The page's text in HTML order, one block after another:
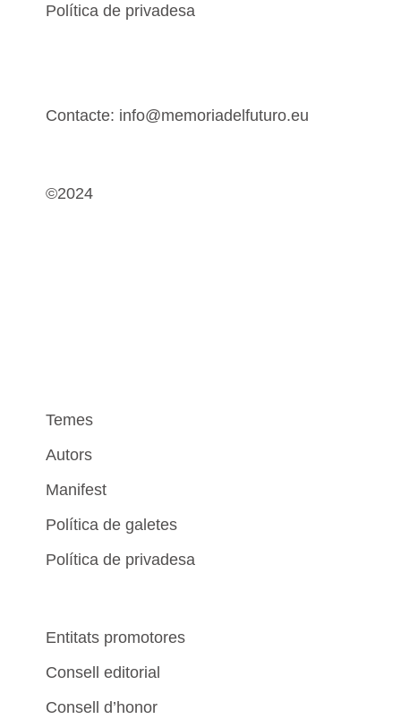
Política de privadesa
Contacte: info@memoriadelfuturo.eu
©2024
Temes
Autors
Manifest
Política de galetes
Política de privadesa
Entitats promotores
Consell editorial
Consell d’honor